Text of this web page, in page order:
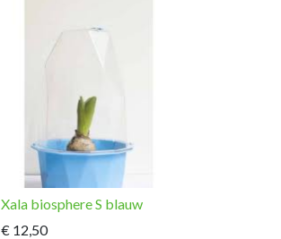
Xala biosphere S blauw
€ 12,50